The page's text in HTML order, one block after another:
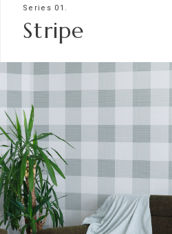
Series 01.
Stripe